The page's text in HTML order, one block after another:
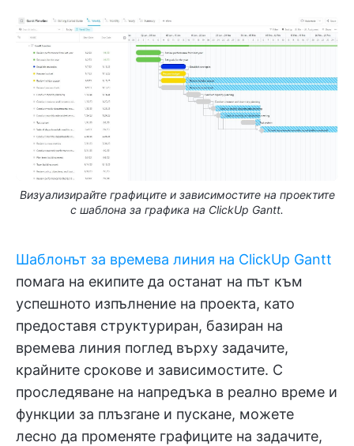
Визуализирайте графиците и зависимостите на проектите
с шаблона за графика на ClickUp Gantt.
Шаблонът за времева линия на ClickUp Gantt
помага на екипите да останат на път към
успешното изпълнение на проекта, като
предоставя структуриран, базиран на
времева линия поглед върху задачите,
крайните срокове и зависимостите. С
проследяване на напредъка в реално време и
функции за плъзгане и пускане, можете
лесно да променяте графиците на задачите,